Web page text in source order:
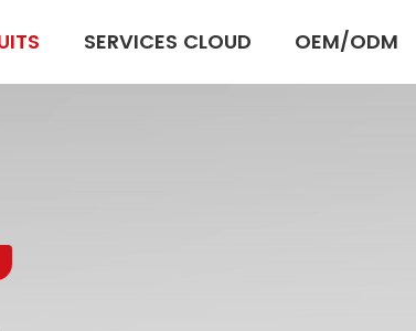
SERVICES CLOUD OEM/ODM